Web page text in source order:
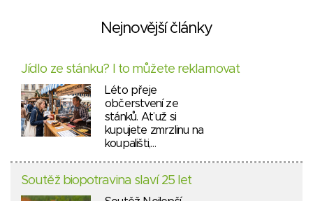
Nejnovější články
Jídlo ze stánku? I to můžete reklamovat
Léto přeje
občerstvení ze
stánků. Ať už si
kupujete zmrzlinu na
koupališti,…
Soutěž biopotravina slaví 25 let